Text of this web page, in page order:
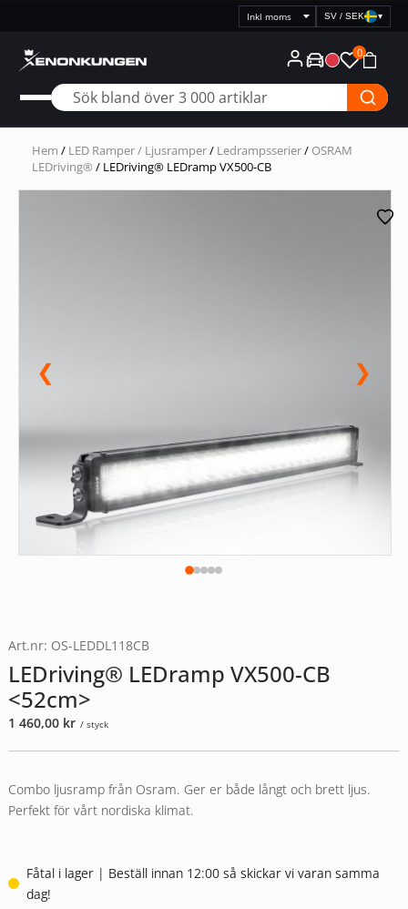
Välj
prisvisning
SV / SEK ▾
0
Hem / LED Ramper / Ljusramper/ Ledrampsserier/ OSRAM
LEDriving® / LEDriving® LEDramp VX500-CB
❮ ❯
Art.nr: OS-LEDDL118CB
LEDriving® LEDramp VX500-CB
<52cm>
1 460,00 kr / styck
Combo ljusramp från Osram. Ger er både långt och brett ljus.
Perfekt för vårt nordiska klimat.
Fåtal i lager | Beställ innan 12:00 så skickar vi varan samma
dag!